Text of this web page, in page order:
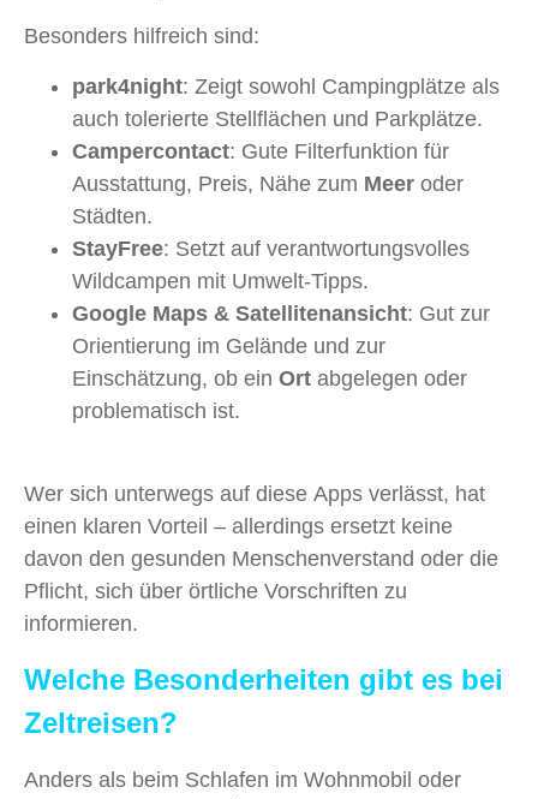
Besonders hilfreich sind:
park4night: Zeigt sowohl Campingplätze als
auch tolerierte Stellflächen und Parkplätze.
Campercontact: Gute Filterfunktion für
Ausstattung, Preis, Nähe zum Meer oder
Städten.
StayFree: Setzt auf verantwortungsvolles
Wildcampen mit Umwelt-Tipps.
Google Maps & Satellitenansicht: Gut zur
Orientierung im Gelände und zur
Einschätzung, ob ein Ort abgelegen oder
problematisch ist.
Wer sich unterwegs auf diese Apps verlässt, hat
einen klaren Vorteil – allerdings ersetzt keine
davon den gesunden Menschenverstand oder die
Pflicht, sich über örtliche Vorschriften zu
informieren.
Welche Besonderheiten gibt es bei
Zeltreisen?
Anders als beim Schlafen im Wohnmobil oder